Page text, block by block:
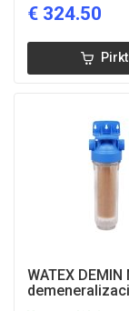
€ 324.50
WATEX DEMIN